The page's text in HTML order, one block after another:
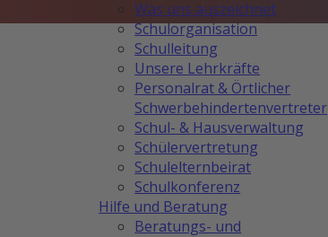
Was uns auszeichnet
Schulorganisation
Schulleitung
Unsere Lehrkräfte
Personalrat & Örtlicher
Schwerbehindertenvertreter
Schul- & Hausverwaltung
Schülervertretung
Schulelternbeirat
Schulkonferenz
Hilfe und Beratung
Beratungs- und